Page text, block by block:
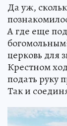
Да уж,
А где еще
церковь для
Крестном
подать руку
Так и